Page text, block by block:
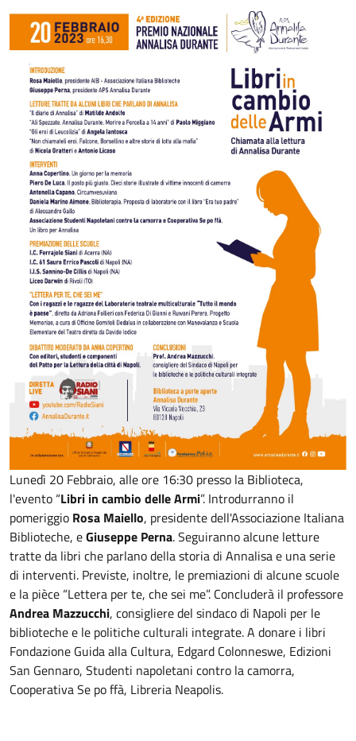
Lunedì 20 Febbraio, alle ore 16:30 presso la Biblioteca,
l'evento “Libri in cambio delle Armi”. Introdurranno il
pomeriggio Rosa Maiello, presidente dell'Associazione Italiana
Biblioteche, eGiuseppe Perna. Seguiranno alcune letture
tratte da libri che parlano della storia di Annalisa e una serie
di interventi. Previste, inoltre, le premiazioni di alcune scuole
e la pièce “Lettera per te, che sei me”. Concluderà il professore
Andrea Mazzucchi, consigliere del sindaco di Napoli per le
biblioteche e le politiche culturali integrate. A donare i libri
Fondazione Guida alla Cultura, Edgard Colonneswe, Edizioni
San Gennaro, Studenti napoletani contro la camorra,
Cooperativa Se po ffà, Libreria Neapolis.